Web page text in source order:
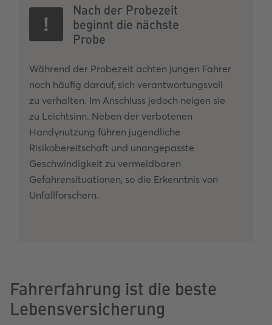
Nach der Probezeit
beginnt die nächste
Probe
Während der Probezeit achten jungen Fahrer
noch häufig darauf, sich verantwortungsvoll
zu verhalten. Im Anschluss jedoch neigen sie
zu Leichtsinn. Neben der verbotenen
Handynutzung führen jugendliche
Risikobereitschaft und unangepasste
Geschwindigkeit zu vermeidbaren
Gefahrensituationen, so die Erkenntnis von
Unfallforschern.
Fahrerfahrung ist die beste
Lebensversicherung